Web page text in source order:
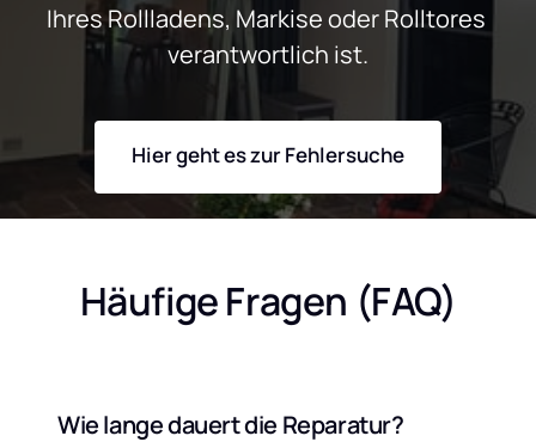
Ihres Rollladens, Markise oder Rolltores
verantwortlich ist.
Hier geht es zur Fehlersuche
Häufige Fragen (FAQ)
Wie lange dauert die Reparatur?